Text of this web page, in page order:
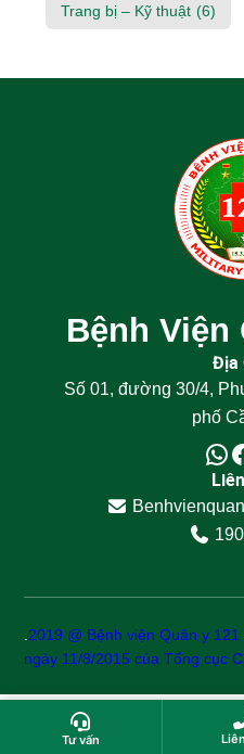
Trang bị – Kỹ thuật (6)
Bệnh Viện
Địa
Số 01, đường 30/4,
phố
2019 @ Bệnh viện Quân y
ngày 11/8/2015 của Tổng cục
Tư vấn